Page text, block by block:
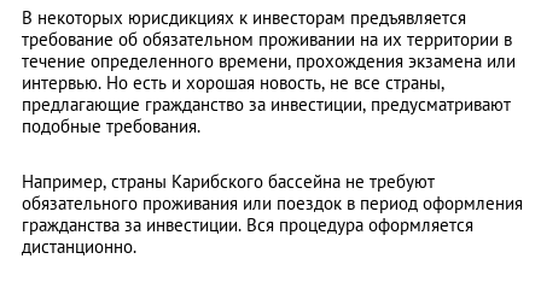
В некоторых юрисдикциях к инвесторам предъявляется
требование об обязательном проживании на их территории в
течение определенного времени, прохождения экзамена или
интервью. Но есть и хорошая новость, не все страны,
предлагающие гражданство за инвестиции, предусматривают
подобные требования.
Например, страны Карибского бассейна не требуют
обязательного проживания или поездок в период оформления
гражданства за инвестиции. Вся процедура оформляется
дистанционно.